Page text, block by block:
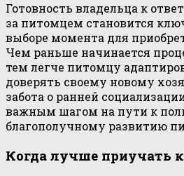
Готовность владельца к
за питомцем становится
выборе момента для
Чем раньше начинается
тем легче питомцу
доверять своему новому
забота о ранней
важным шагом на пути к
благополучному развитию
Когда лучше приучать